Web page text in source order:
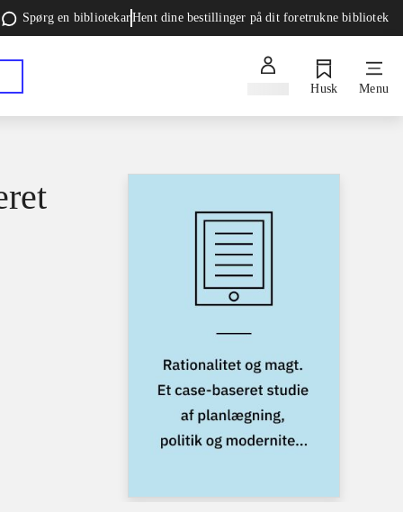
Spørg en bibliotekarHent dine bestillinger på dit foretrukne bibliotek
Husk Menu